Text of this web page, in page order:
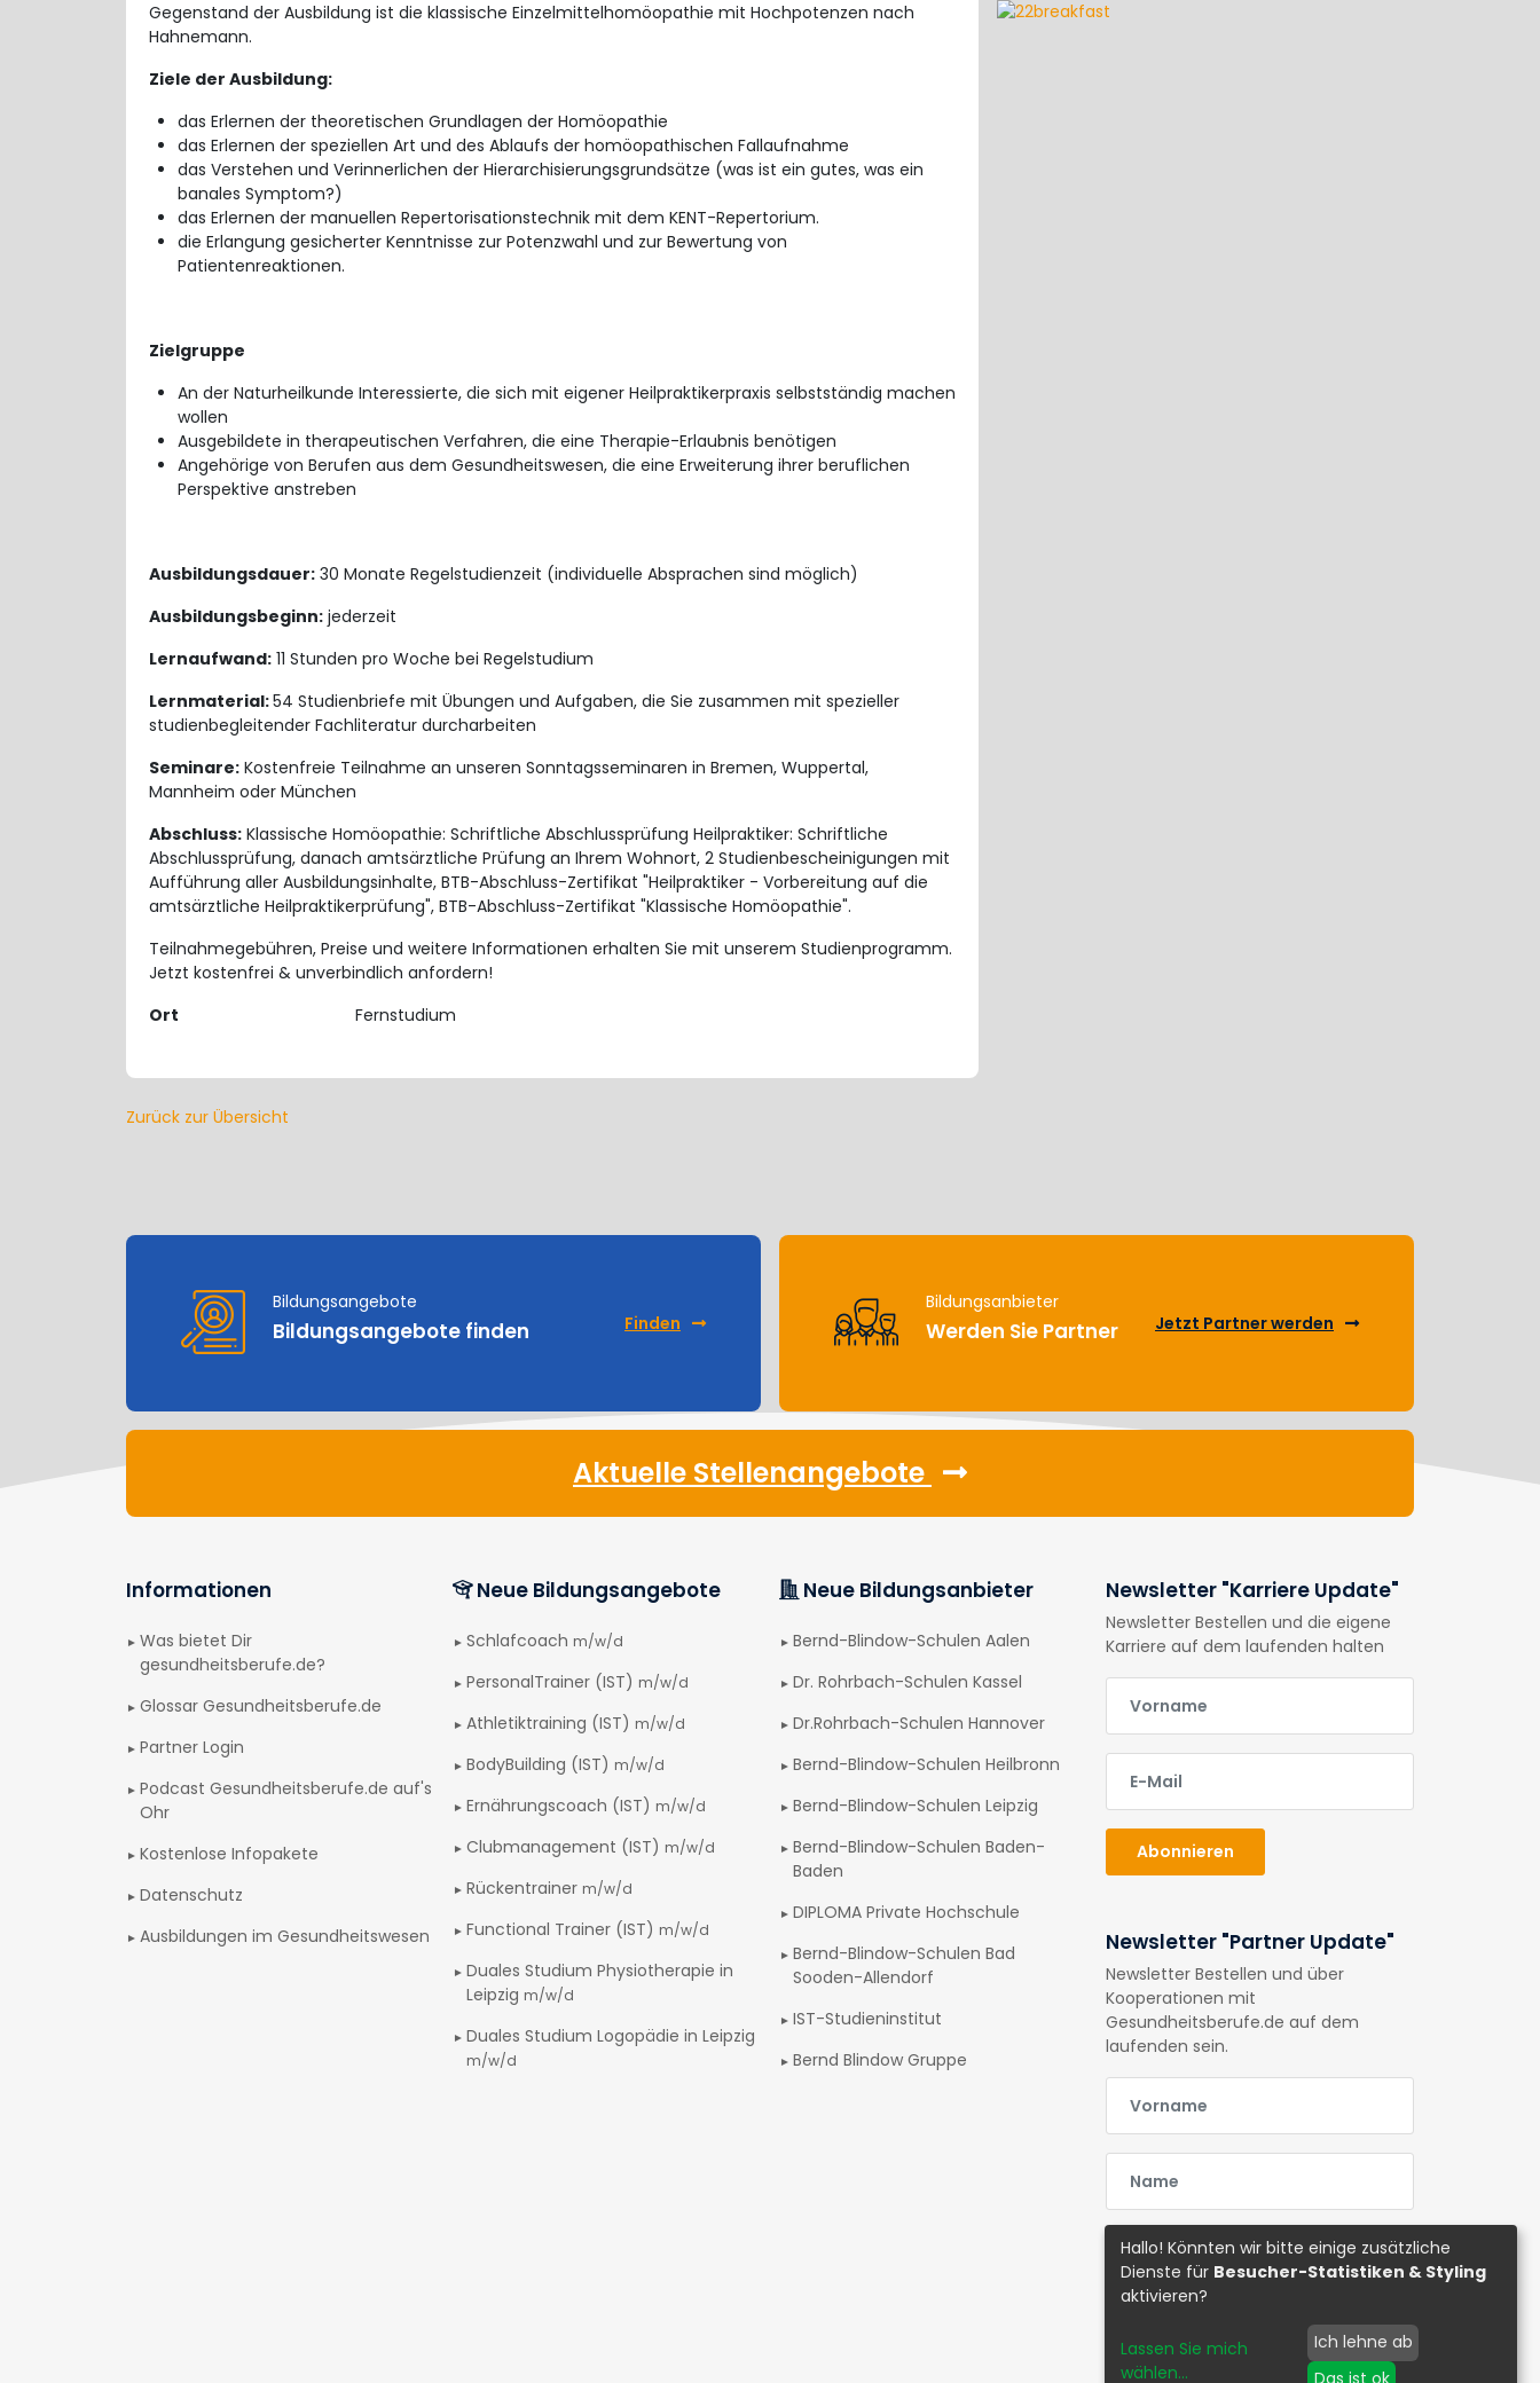
Gegenstand der Ausbildung ist die klassische Einzelmittelhomöopathie mit Hochpotenzen nach
Hahnemann.
Ziele der Ausbildung:
das Erlernen der theoretischen Grundlagen der Homöopathie
das Erlernen der speziellen Art und des Ablaufs der homöopathischen Fallaufnahme
das Verstehen und Verinnerlichen der Hierarchisierungsgrundsätze (was ist ein gutes, was ein
banales Symptom?)
das Erlernen der manuellen Repertorisationstechnik mit dem KENT-Repertorium.
die Erlangung gesicherter Kenntnisse zur Potenzwahl und zur Bewertung von
Patientenreaktionen.
Zielgruppe
An der Naturheilkunde Interessierte, die sich mit eigener Heilpraktikerpraxis selbstständig machen
wollen
Ausgebildete in therapeutischen Verfahren, die eine Therapie-Erlaubnis benötigen
Angehörige von Berufen aus dem Gesundheitswesen, die eine Erweiterung ihrer beruflichen
Perspektive anstreben
Ausbildungsdauer: 30 Monate Regelstudienzeit (individuelle Absprachen sind möglich)
Ausbildungsbeginn: jederzeit
Lernaufwand: 11 Stunden pro Woche bei Regelstudium
Lernmaterial:54 Studienbriefe mit Übungen und Aufgaben, die Sie zusammen mit spezieller
studienbegleitender Fachliteratur durcharbeiten
Seminare: Kostenfreie Teilnahme an unseren Sonntagsseminaren in Bremen, Wuppertal,
Mannheim oder München
Abschluss: Klassische Homöopathie: Schriftliche Abschlussprüfung Heilpraktiker: Schriftliche
Abschlussprüfung, danach amtsärztliche Prüfung an Ihrem Wohnort, 2 Studienbescheinigungen mit
Aufführung aller Ausbildungsinhalte, BTB-Abschluss-Zertifikat "Heilpraktiker - Vorbereitung auf die
amtsärztliche Heilpraktikerprüfung", BTB-Abschluss-Zertifikat "Klassische Homöopathie".
Teilnahmegebühren, Preise und weitere Informationen erhalten Sie mit unserem Studienprogramm.
Jetzt kostenfrei & unverbindlich anfordern!
Ort
Fernstudium
Zurück zur Übersicht
Bildungsangebote
Bildungsangebote finden Finden
Bildungsanbieter
Werden Sie Partner Jetzt Partner werden
Aktuelle Stellenangebote
Informationen
Was bietet Dir
gesundheitsberufe.de?
Glossar Gesundheitsberufe.de
Partner Login
Podcast Gesundheitsberufe.de auf's
Ohr
Kostenlose Infopakete
Datenschutz
Ausbildungen im Gesundheitswesen
Neue Bildungsangebote
Schlafcoach m/w/d
PersonalTrainer (IST) m/w/d
Athletiktraining (IST) m/w/d
BodyBuilding (IST) m/w/d
Ernährungscoach (IST) m/w/d
Clubmanagement (IST) m/w/d
Rückentrainer m/w/d
Functional Trainer (IST) m/w/d
Duales Studium Physiotherapie in
Leipzig m/w/d
Duales Studium Logopädie in Leipzig
m/w/d
Neue Bildungsanbieter
Bernd-Blindow-Schulen Aalen
Dr. Rohrbach-Schulen Kassel
Dr.Rohrbach-Schulen Hannover
Bernd-Blindow-Schulen Heilbronn
Bernd-Blindow-Schulen Leipzig
Bernd-Blindow-Schulen Baden-
Baden
DIPLOMA Private Hochschule
Bernd-Blindow-Schulen Bad
Sooden-Allendorf
IST-Studieninstitut
Bernd Blindow Gruppe
Newsletter "Karriere Update"
Newsletter Bestellen und die eigene
Karriere auf dem laufenden halten
Abonnieren
Newsletter "Partner Update"
Newsletter Bestellen und über
Kooperationen mit
Gesundheitsberufe.de auf dem
laufenden sein.
E-Mail
Hallo! Könnten wir bitte einige zusätzliche
Dienste für Besucher-Statistiken & Styling
aktivieren?
Lassen Sie mich
wählen...
Ich lehne ab